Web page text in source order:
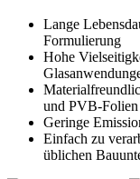
Lange
Formulierung
Hohe
und PVB-Folien
Geringe
Einfach zu
üblichen